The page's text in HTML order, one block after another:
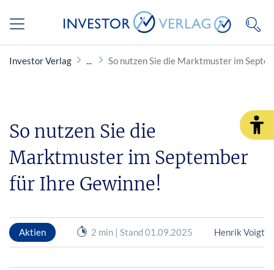
Investor Verlag So nutzen Sie die Marktmuster im
So nutzen Sie die
Marktmuster im September
für Ihre Gewinne!
Aktien 2 min | Stand 01.09.2025 Henrik Voigt